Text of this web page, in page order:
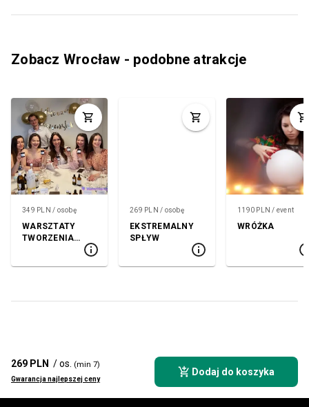
Zobacz Wrocław - podobne atrakcje
349 PLN / osobę
WARSZTATY
TWORZENIA
269 PLN / osobę
EKSTREMALNY
SPŁYW
1190 PLN / event
WRÓŻKA
269 PLN / os. (min 7)
Gwarancja najlepszej ceny
Dodaj do koszyka